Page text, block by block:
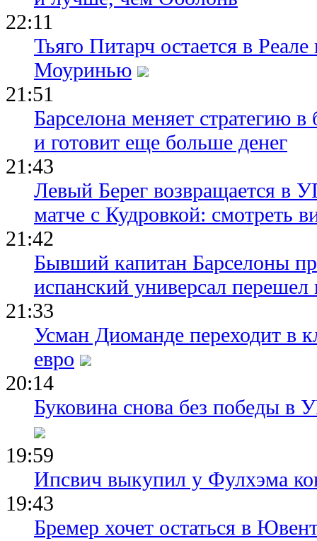
22:11
Тьяго Питарч остается в
Моуринью
21:51
Барселона меняет стратегию
и готовит еще больше денег
21:43
Левый Берег возвращается в
матче с Кудровкой: смотреть
21:42
Бывший капитан Барселоны
испанский универсал перешел
21:33
Усман Диоманде переходит в
евро
20:14
Буковина снова без победы
19:59
Ипсвич выкупил у Фулхэма
19:43
Бремер хочет остаться в